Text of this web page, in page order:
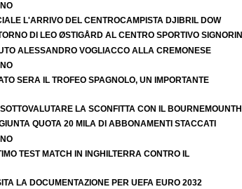
L'ARRIVO DEL CENTROCAMPISTA DJIBRIL DOW
DI LEO ØSTIGÅRD AL CENTRO SPORTIVO SIGNORINI
ALESSANDRO VOGLIACCO ALLA CREMONESE
SERA IL TROFEO SPAGNOLO, UN IMPORTANTE
LA SCONFITTA CON IL BOURNEMOUNTH
QUOTA 20 MILA DI ABBONAMENTI STACCATI
TEST MATCH IN INGHILTERRA CONTRO IL
LA DOCUMENTAZIONE PER UEFA EURO 2032